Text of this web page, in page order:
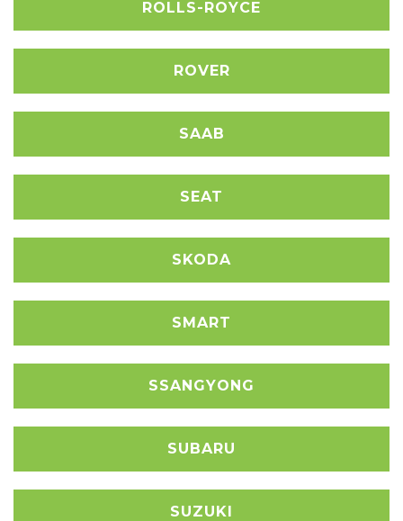
ROLLS-ROYCE
ROVER
SAAB
SEAT
SKODA
SMART
SSANGYONG
SUBARU
SUZUKI